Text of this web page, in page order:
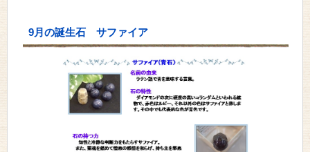
9月の誕生石 サファイア